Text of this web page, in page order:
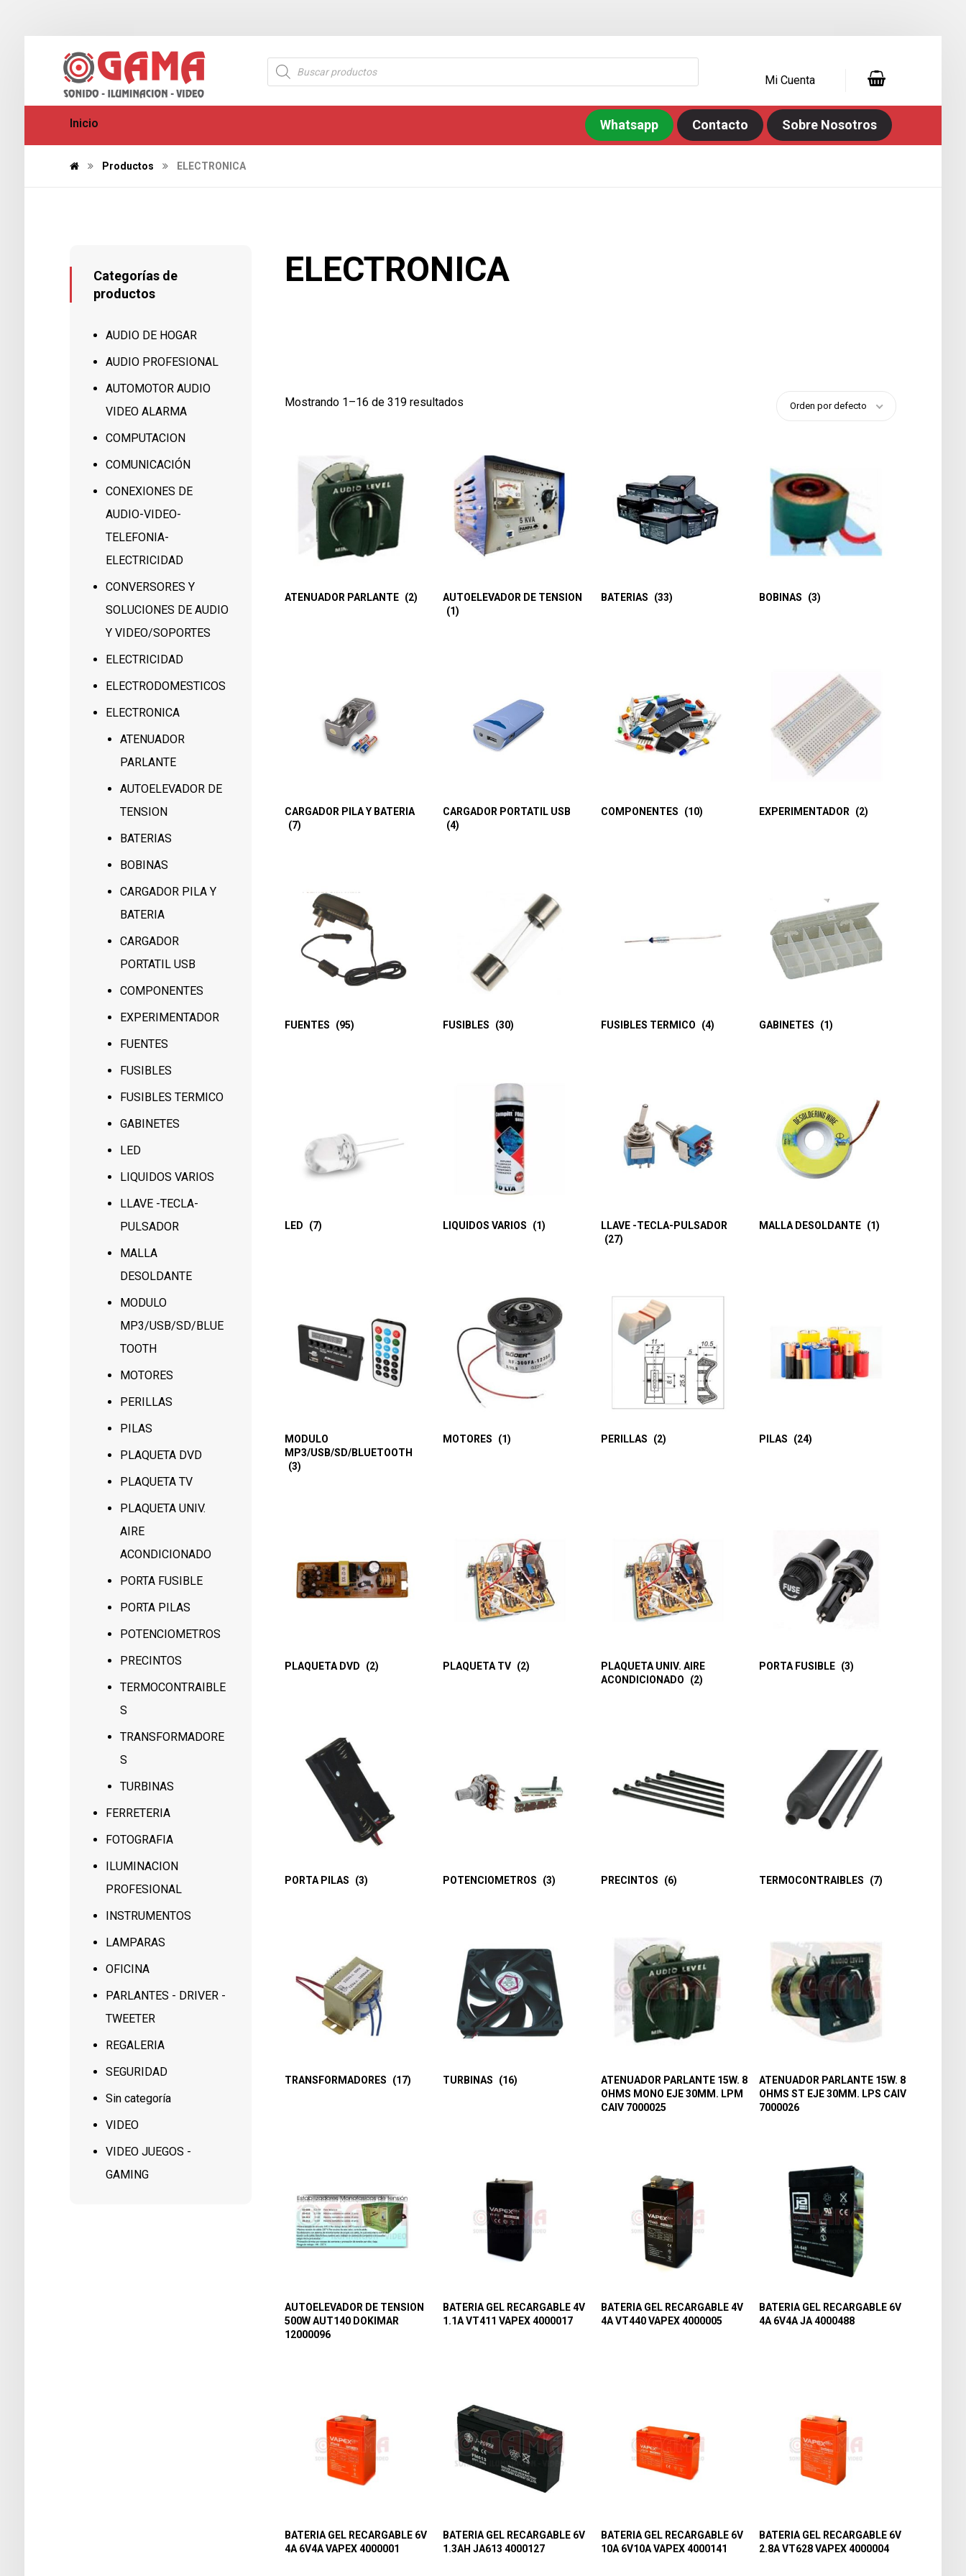
Mi Cuenta
Inicio Sobre Nosotros
Contacto
Whatsapp
Productos ELECTRONICA
ELECTRONICA
Mostrando 1–16 de 319 resultados Orden por defecto
ATENUADOR PARLANTE (2)
AUTOELEVADOR DE TENSION
(1)
BATERIAS (33) BOBINAS (3)
CARGADOR PILA Y BATERIA
(7)
CARGADOR PORTATIL USB
(4)
COMPONENTES (10) EXPERIMENTADOR (2)
FUENTES (95) FUSIBLES (30) FUSIBLES TERMICO (4) GABINETES (1)
LED (7) LIQUIDOS VARIOS (1)
LLAVE -TECLA-PULSADOR
(27)
MALLA DESOLDANTE (1)
MODULO
MP3/USB/SD/BLUETOOTH
(3)
MOTORES (1) PERILLAS (2) PILAS (24)
PLAQUETA DVD (2) PLAQUETA TV (2)
PLAQUETA UNIV. AIRE
ACONDICIONADO
(2)
PORTA FUSIBLE (3)
PORTA PILAS (3) POTENCIOMETROS (3) PRECINTOS (6) TERMOCONTRAIBLES (7)
TRANSFORMADORES (17) TURBINAS (16)
ATENUADOR PARLANTE 15W. 8
OHMS MONO EJE 30MM. LPM
CAIV 7000025
ATENUADOR PARLANTE 15W. 8
OHMS ST EJE 30MM. LPS CAIV
7000026
AUTOELEVADOR DE TENSION
500W AUT140 DOKIMAR
12000096
BATERIA GEL RECARGABLE 4V
1.1A VT411 VAPEX 4000017
BATERIA GEL RECARGABLE 4V
4A VT440 VAPEX 4000005
BATERIA GEL RECARGABLE 6V
4A 6V4A JA 4000488
BATERIA GEL RECARGABLE 6V
4A 6V4A VAPEX 4000001
BATERIA GEL RECARGABLE 6V
1.3AH JA613 4000127
BATERIA GEL RECARGABLE 6V
10A 6V10A VAPEX 4000141
BATERIA GEL RECARGABLE 6V
2.8A VT628 VAPEX 4000004
Categorías de
productos
AUDIO DE HOGAR
AUDIO PROFESIONAL
AUTOMOTOR AUDIO
VIDEO ALARMA
COMPUTACION
COMUNICACIÓN
CONEXIONES DE
AUDIO-VIDEO-
TELEFONIA-
ELECTRICIDAD
CONVERSORES Y
SOLUCIONES DE AUDIO
Y VIDEO/SOPORTES
ELECTRICIDAD
ELECTRODOMESTICOS
ELECTRONICA
ATENUADOR
PARLANTE
AUTOELEVADOR DE
TENSION
BATERIAS
BOBINAS
CARGADOR PILA Y
BATERIA
CARGADOR
PORTATIL USB
COMPONENTES
EXPERIMENTADOR
FUENTES
FUSIBLES
FUSIBLES TERMICO
GABINETES
LED
LIQUIDOS VARIOS
LLAVE -TECLA-
PULSADOR
MALLA
DESOLDANTE
MODULO
MP3/USB/SD/BLUE
TOOTH
MOTORES
PERILLAS
PILAS
PLAQUETA DVD
PLAQUETA TV
PLAQUETA UNIV.
AIRE
ACONDICIONADO
PORTA FUSIBLE
PORTA PILAS
POTENCIOMETROS
PRECINTOS
TERMOCONTRAIBLE
S
TRANSFORMADORE
S
TURBINAS
FERRETERIA
FOTOGRAFIA
ILUMINACION
PROFESIONAL
INSTRUMENTOS
LAMPARAS
OFICINA
PARLANTES - DRIVER -
TWEETER
REGALERIA
SEGURIDAD
Sin categoría
VIDEO
VIDEO JUEGOS -
GAMING